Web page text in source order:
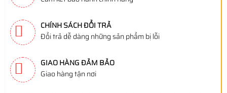
CHÍNH SÁCH ĐỔI TRẢ
Đổi trả dễ dàng những sản phẩm bị lỗi
GIAO HÀNG ĐẢM BẢO
Giao hàng tận nơi